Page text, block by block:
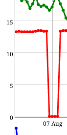
0
5
10
15
07 Aug